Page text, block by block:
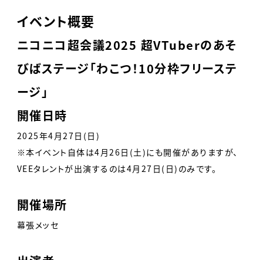
イベント概要
ニコニコ超会議2025 超VTuberのあそ
びばステージ「わこつ！10分枠フリーステ
ージ」
開催日時
2025年4月27日(日)
※本イベント自体は4月26日(土)にも開催がありますが、
VEEタレントが出演するのは4月27日(日)のみです。
開催場所
幕張メッセ